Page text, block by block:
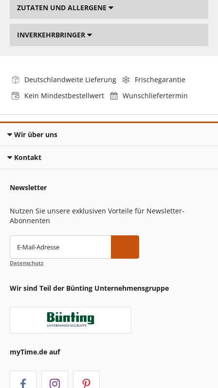
ZUTATEN UND ALLERGENE
INVERKEHRBRINGER
Deutschlandweite Lieferung
Frischegarantie
Kein Mindestbestellwert
Wunschliefertermin
Wir über uns
Kontakt
Newsletter
Nutzen Sie unsere exklusiven Vorteile für Newsletter-
Abonnenten
E-Mail-Adresse
Datenschutz
Wir sind Teil der Bünting Unternehmensgruppe
myTime.de auf